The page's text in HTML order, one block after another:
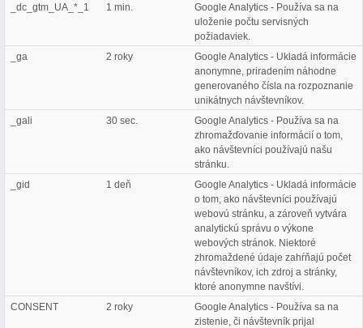
_dc_gtm_UA_*_1 1 min.
Google Analytics - Používa sa na
uloženie počtu servisných
požiadaviek.
_ga
2 roky
Google Analytics - Ukladá informácie
anonymne, priradením náhodne
generovaného čísla na rozpoznanie
unikátnych návštevníkov.
_gali
30 sec.
Google Analytics - Používa sa na
zhromažďovanie informácií o tom,
ako návštevníci používajú našu
stránku.
_gid
1 deň
Google Analytics - Ukladá informácie
o tom, ako návštevníci používajú
webovú stránku, a zároveň vytvára
analytickú správu o výkone
webových stránok. Niektoré
zhromaždené údaje zahŕňajú počet
návštevníkov, ich zdroj a stránky,
ktoré anonymne navštívi.
CONSENT
2 roky
Google Analytics - Používa sa na
zistenie, či návštevník prijal